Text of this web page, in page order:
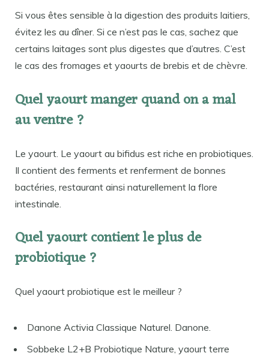
Si vous êtes sensible à la digestion des produits laitiers,
évitez les au dîner. Si ce n’est pas le cas, sachez que
certains laitages sont plus digestes que d’autres. C’est
le cas des fromages et yaourts de brebis et de chèvre.
Quel yaourt manger quand on a mal
au ventre ?
Le yaourt. Le yaourt au bifidus est riche en probiotiques.
Il contient des ferments et renferment de bonnes
bactéries, restaurant ainsi naturellement la flore
intestinale.
Quel yaourt contient le plus de
probiotique ?
Quel yaourt probiotique est le meilleur ?
Danone Activia Classique Naturel. Danone.
Sobbeke L2+B Probiotique Nature, yaourt terre